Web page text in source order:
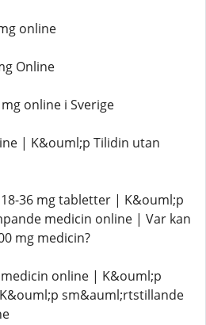
online
Online
online i Sverige
| K&ouml;p Tilidin utan
36 mg tabletter | K&ouml;p
medicin online | Var kan
mg medicin?
online | K&ouml;p
sm&auml;rtstillande